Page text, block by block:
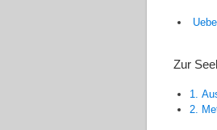
Zur
1.
2.